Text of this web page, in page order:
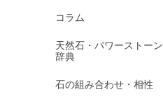
コラム
天然石・パワーストーン
辞典
石の組み合わせ・相性